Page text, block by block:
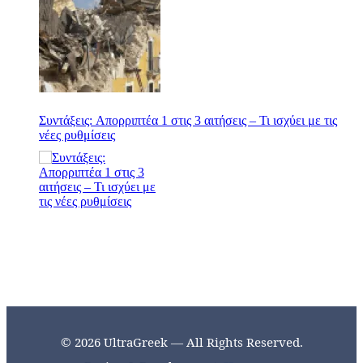
Συντάξεις: Απορριπτέα 1 στις 3 αιτήσεις – Τι ισχύει με τις
νέες ρυθμίσεις
© 2026 UltraGreek — All Rights Reserved.